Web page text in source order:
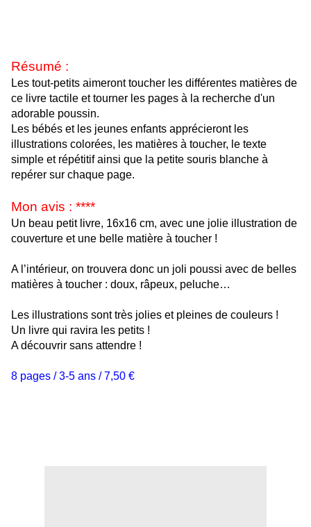
Résumé :
Les tout-petits aimeront toucher les différentes matières de
ce livre tactile et tourner les pages à la recherche d'un
adorable poussin.
Les bébés et les jeunes enfants apprécieront les
illustrations colorées, les matières à toucher, le texte
simple et répétitif ainsi que la petite souris blanche à
repérer sur chaque page.
Mon avis : ****
Un beau petit livre, 16x16 cm, avec une jolie illustration de
couverture et une belle matière à toucher !
A l’intérieur, on trouvera donc un joli poussi avec de belles
matières à toucher : doux, râpeux, peluche…
Les illustrations sont très jolies et pleines de couleurs !
Un livre qui ravira les petits !
A découvrir sans attendre !
8 pages / 3-5 ans / 7,50 €